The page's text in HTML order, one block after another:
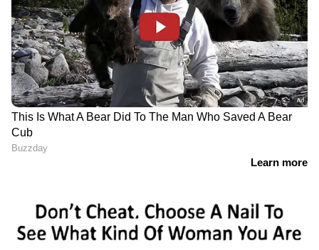
മന്ത്രി
രണ്ടാഴ്ച പിന്നിട്ട്
ജാർഖണ്ഡിലെ വിദ്യാർഥി
പ്രക്ഷോഭം;
സമരക്കാരുമായി
സംസാരിച്ച് രാഹുൽ ഗാന്ധി
അരുണാചൽ പ്രദേശിലെ
27 സ്ഥലങ്ങൾക്ക് പേരിട്ടു;
ചൈനയ്ക്ക്
മറുപടിയുമായി ഇന്ത്യ